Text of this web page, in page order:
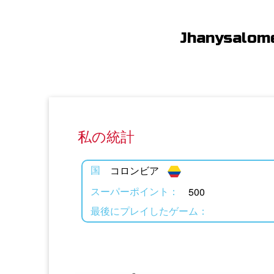
私の統計
国 コロンビア
スーパーポイント： 500
最後にプレイしたゲーム：